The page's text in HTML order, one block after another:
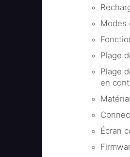
Modes
Plage
Plage
en
Écran